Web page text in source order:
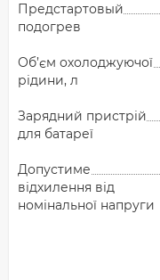
Предстартовый
подогрев
Об’єм охолоджуючої
рідини, л
Зарядний пристрій
для батареї
Допустиме
відхилення від
номінальної напруги